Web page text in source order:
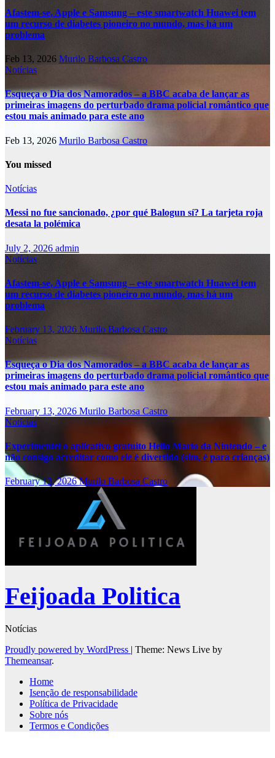
Afastem-se, Apple e Samsung – este smartwatch Huawei tem
um recurso de diabetes pioneiro no mundo, mas há um
problema
Feb 13, 2026 Murilo Barbosa Castro
Notícias
Esqueça o Dia dos Namorados – a BBC acaba de lançar as
primeiras imagens do perturbado drama policial romântico que
estou mais animado para este ano
Feb 13, 2026 Murilo Barbosa Castro
You missed
Notícias
Messi no fue sancionado, ¿por qué Balogun sí? La tarjeta roja
desata la polémica
July 2, 2026 admin
Notícias
Afastem-se, Apple e Samsung – este smartwatch Huawei tem
um recurso de diabetes pioneiro no mundo, mas há um
problema
February 13, 2026 Murilo Barbosa Castro
Notícias
Esqueça o Dia dos Namorados – a BBC acaba de lançar as
primeiras imagens do perturbado drama policial romântico que
estou mais animado para este ano
February 13, 2026 Murilo Barbosa Castro
Notícias
Experimentei o aplicativo gratuito Hello Mario da Nintendo – e
não consigo acreditar como ele é divertido (sim, é para crianças)
February 13, 2026Murilo Barbosa Castro
Feijoada Politica
Notícias
Proudly powered by WordPress | Theme: News Live by
Themeansar.
Home
Isenção de responsabilidade
Política de Privacidade
Sobre nós
Termos e Condições